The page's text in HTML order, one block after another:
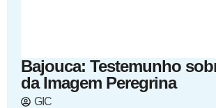
Bajouca: Testemunho
da Imagem Peregrina
GIC